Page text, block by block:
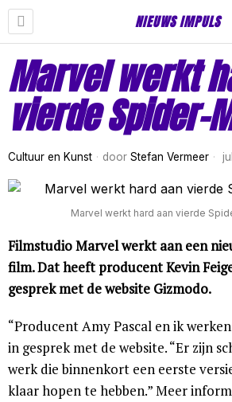
NIEUWS IMPULS
Marvel werkt
vierde Spider-
Cultuur en Kunst door Stefan Vermeer
Marvel werkt hard aan vierde
Filmstudio Marvel werkt aan een
film. Dat heeft producent Kevin
gesprek met de website Gizmodo.
“Producent Amy Pascal en ik
in gesprek met de website. “Er zijn
werk die binnenkort een eerste
klaar hopen te hebben.” Meer